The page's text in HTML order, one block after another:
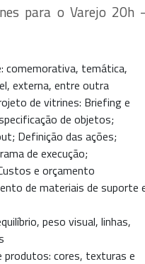
para o Varejo 20h
comemorativa, temática,
externa, entre outra
de vitrines: Briefing e
de objetos;
Definição das ações;
de execução;
e orçamento
de materiais de suporte
peso visual, linhas,
cores, texturas e